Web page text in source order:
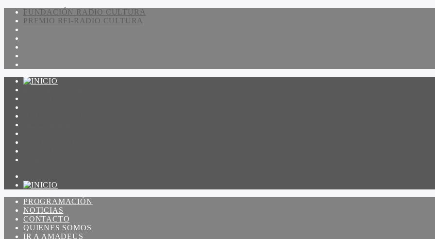
FUNDACIÓN RADIO CULTURA
PREMIO RFI-RADIO CULTURA
PROGRAMACIÓN
NOTICIAS
CONTACTO
QUIENES SOMOS
IR A AMADEUS